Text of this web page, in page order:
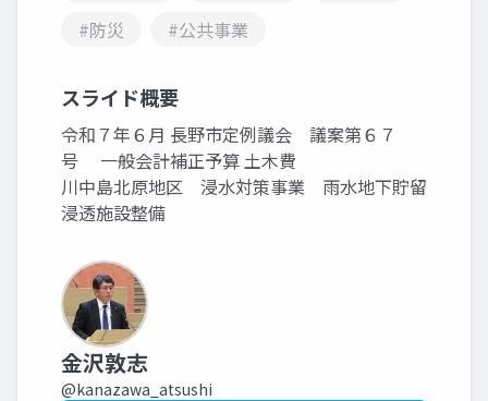
#防災
#公共事業
スライド概要
令和７年６月 長野市定例議会 議案第６７
号 一般会計補正予算 土木費
川中島北原地区 浸水対策事業 雨水地下貯留
浸透施設整備
金沢敦志
@kanazawa_atsushi